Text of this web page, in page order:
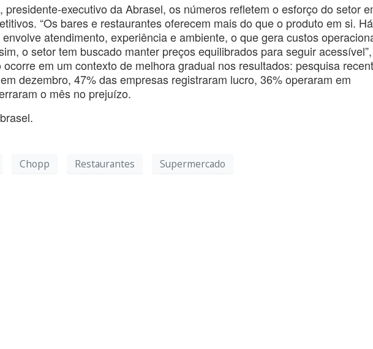
presidente-executivo da Abrasel, os números refletem o esforço do setor
“Os bares e restaurantes oferecem mais do que o produto em si.
atendimento, experiência e ambiente, o que gera custos
o setor tem buscado manter preços equilibrados para seguir acessível”,
em um contexto de melhora gradual nos resultados: pesquisa
dezembro, 47% das empresas registraram lucro, 36% operaram em
o mês no prejuízo.
Chopp Restaurantes Supermercado